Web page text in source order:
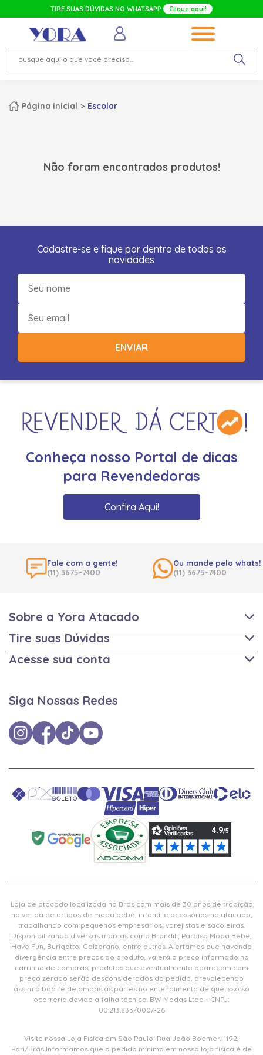
TIRE SUAS DÚVIDAS NO WHATSAPP Clique aqui!
Página inicial Escolar
Não foram encontrados produtos!
Cadastre-se e fique por dentro de todas as
novidades
ENVIAR
Conheça nosso Portal de dicas
para Revendedoras
Confira Aqui!
Fale com a gente!
(11) 3675-7400
Ou mande pelo whats!
(11) 3675-7400
Sobre a Yora Atacado
Tire suas Dúvidas
Acesse sua conta
Siga Nossas Redes
Loja de atacado localizada no Brás com mais de 30 anos de tradição
na venda de artigos de moda bebê, infantil e acessórios no atacado,
trabalhando com pequenos empresários, varejistas e sacoleiras.
Disponibilizando diversas marcas como Brandili, Paraíso Moda Bebê,
Have Fun, Burigotto, Galzerano, entre outras. Alertamos que havendo
divergência entre preços do produto, valerá o preço informado no
carrinho de compras, produtos que eventualmente apareçam com
preço zerado serão desconsiderados do pedido, prevalecendo
assim a boa fé de ambas as partes no entendimento de que isso só
ocorreria devido a falha técnica. BW Modas Ltda - CNPJ:
00.213.833/0007-26
Visite nossa Loja Física em São Paulo: Rua João Boemer, 1192,
Pari/Brás Informamos que o pedido mínimo em nossa loja física é de